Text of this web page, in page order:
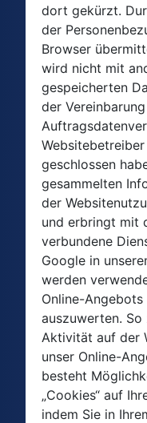
dort gekürzt.
der
Browser
wird nicht mit
gespeicherten
der
geschlossen
gesammelten
der
und erbringt mit
verbundene
Google in
werden
Online-
auszuwerten.
Aktivität auf der
unser Online-
besteht
„Cookies“ auf
indem Sie in